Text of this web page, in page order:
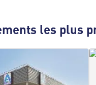
les plus